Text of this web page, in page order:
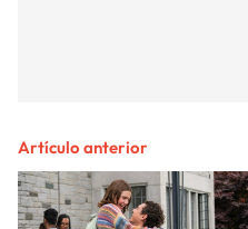
Artículo anterior